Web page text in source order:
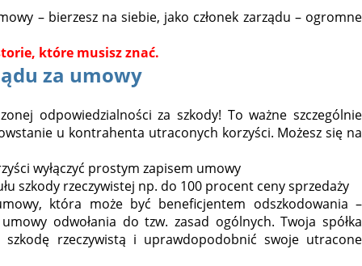
– bierzesz na siebie, jako członek zarządu – ogromne
które musisz znać.
za umowy
odpowiedzialności za szkody! To ważne szczególnie
u kontrahenta utraconych korzyści. Możesz się na
wyłączyć prostym zapisem umowy
szkody rzeczywistej np. do 100 procent ceny sprzedaży
która może być beneficjentem odszkodowania –
odwołania do tzw. zasad ogólnych. Twoja spółka
szkodę rzeczywistą i uprawdopodobnić swoje utracone